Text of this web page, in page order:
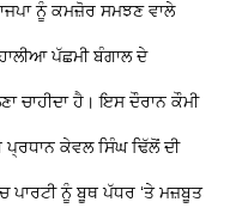
ਨੂੰ ਕਮਜ਼ੋਰ ਸਮਝਣ ਵਾਲੇ
ਪੱਛਮੀ ਬੰਗਾਲ ਦੇ
ਚਾਹੀਦਾ ਹੈ। ਇਸ ਦੌਰਾਨ ਕੌਮੀ
ਕੇਵਲ ਸਿੰਘ ਢਿੱਲੋਂ ਦੀ
ਪਾਰਟੀ ਨੂੰ ਬੂਥ ਪੱਧਰ ‘ਤੇ ਮਜ਼ਬੂਤ